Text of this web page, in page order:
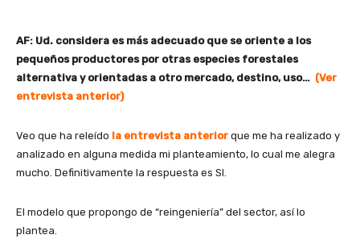
AF: Ud. considera es más adecuado que se oriente a los
pequeños productores por otras especies forestales
alternativa y orientadas a otro mercado, destino, uso… (Ver
entrevista anterior)
Veo que ha releído la entrevista anterior que me ha realizado y
analizado en alguna medida mi planteamiento, lo cual me alegra
mucho. Definitivamente la respuesta es SI.
El modelo que propongo de “reingeniería” del sector, así lo
plantea.